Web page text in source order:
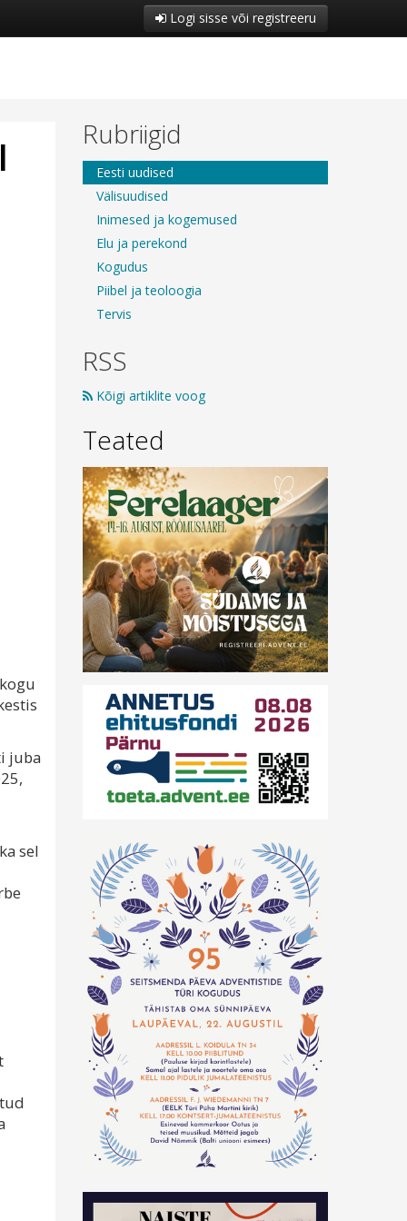
Logi sisse või registreeru
juba
sel
Rubriigid
Eesti uudised
Välisuudised
Inimesed ja kogemused
Elu ja perekond
Kogudus
Piibel ja teoloogia
Tervis
RSS
Kõigi artiklite voog
Teated